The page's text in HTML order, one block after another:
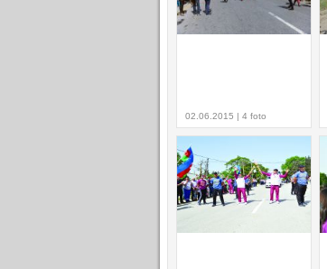
02.06.2015 | 4 foto